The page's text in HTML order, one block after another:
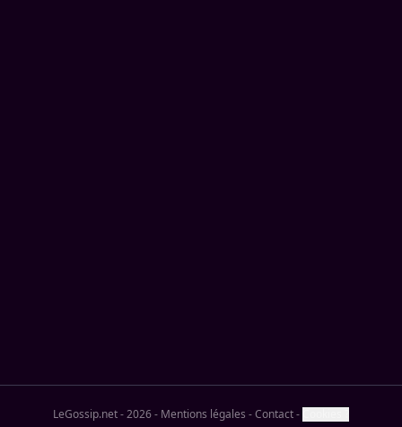
LeGossip.net - 2026- Mentions légales -Contact-